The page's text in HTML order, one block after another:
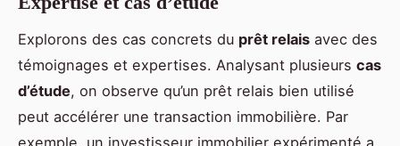
Explorons des cas concrets du prêt relais avec des
témoignages et expertises. Analysant plusieurs cas
d’étude, on observe qu’un prêt relais bien utilisé
peut accélérer une transaction immobilière. Par